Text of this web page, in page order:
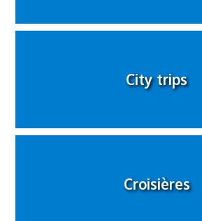
City trips
Croisières